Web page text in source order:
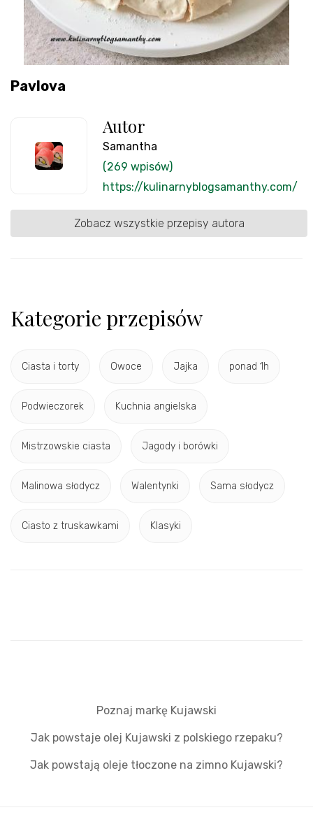
Pavlova
Autor
Samantha
(269 wpisów)
https://kulinarnyblogsamanthy.com/
Zobacz wszystkie przepisy autora
Kategorie przepisów
Ciasta i torty Owoce Jajka ponad 1h
Podwieczorek Kuchnia angielska
Mistrzowskie ciasta Jagody i borówki
Malinowa słodycz Walentynki Sama słodycz
Ciasto z truskawkami Klasyki
Poznaj markę Kujawski
Jak powstaje olej Kujawski z polskiego rzepaku?
Jak powstają oleje tłoczone na zimno Kujawski?